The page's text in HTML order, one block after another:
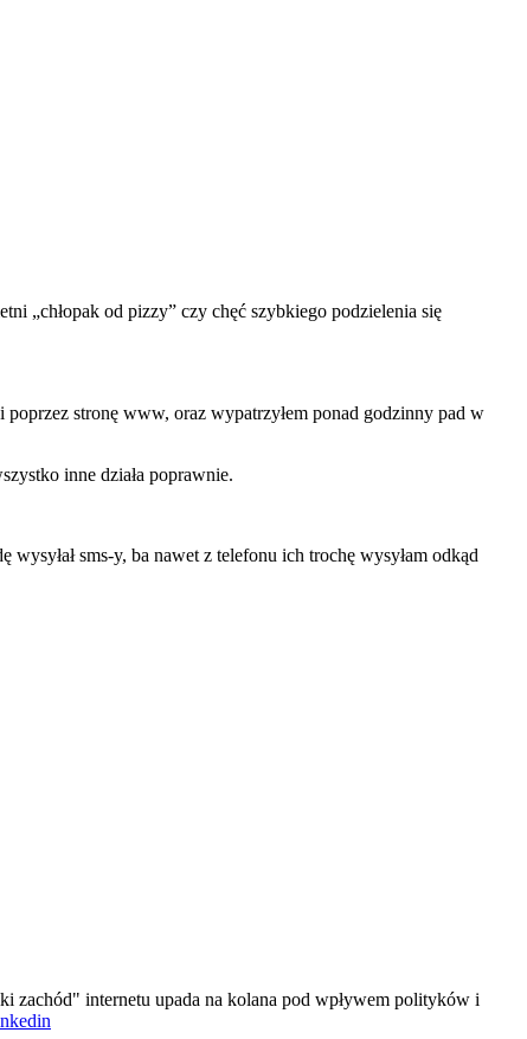
„chłopak od pizzy” czy chęć szybkiego podzielenia się
stronę www, oraz wypatrzyłem ponad godzinny pad w
inne działa poprawnie.
sms-y, ba nawet z telefonu ich trochę wysyłam odkąd
zachód" internetu upada na kolana pod wpływem polityków i